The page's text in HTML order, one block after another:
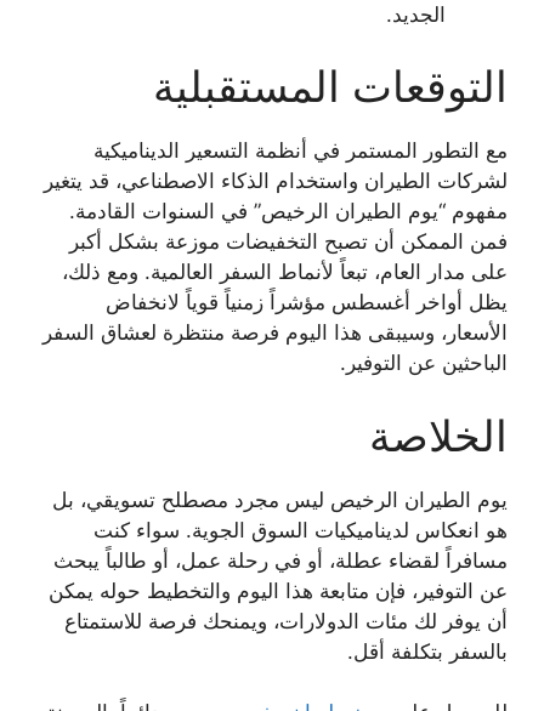
الجديد.
التوقعات المستقبلية
مع التطور المستمر في أنظمة التسعير الديناميكية
لشركات الطيران واستخدام الذكاء الاصطناعي، قد يتغير
مفهوم “يوم الطيران الرخيص” في السنوات القادمة.
فمن الممكن أن تصبح التخفيضات موزعة بشكل أكبر
على مدار العام، تبعاً لأنماط السفر العالمية. ومع ذلك،
يظل أواخر أغسطس مؤشراً زمنياً قوياً لانخفاض
الأسعار، وسيبقى هذا اليوم فرصة منتظرة لعشاق السفر
الباحثين عن التوفير.
الخلاصة
يوم الطيران الرخيص ليس مجرد مصطلح تسويقي، بل
هو انعكاس لديناميكيات السوق الجوية. سواء كنت
مسافراً لقضاء عطلة، أو في رحلة عمل، أو طالباً يبحث
عن التوفير، فإن متابعة هذا اليوم والتخطيط حوله يمكن
أن يوفر لك مئات الدولارات، ويمنحك فرصة للاستمتاع
بالسفر بتكلفة أقل.